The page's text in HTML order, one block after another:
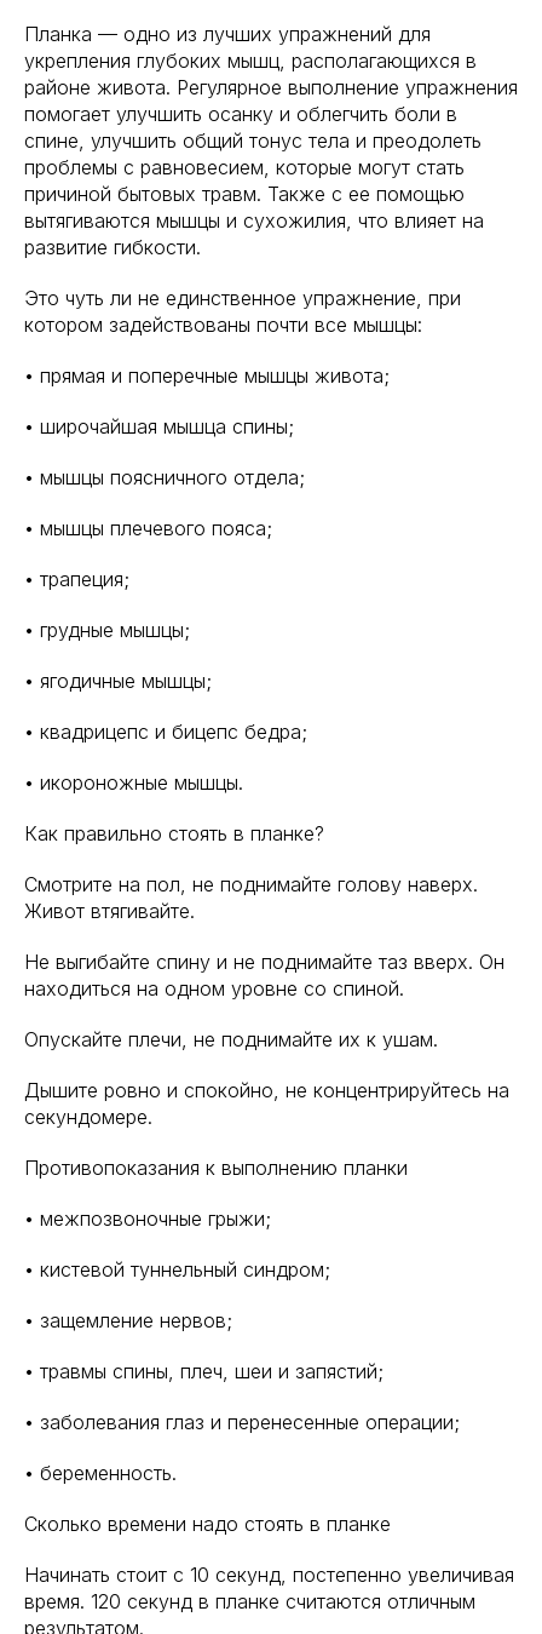
Планка — одно из лучших упражнений для
укрепления глубоких мышц, располагающихся в
районе живота. Регулярное выполнение упражнения
помогает улучшить осанку и облегчить боли в
спине, улучшить общий тонус тела и преодолеть
проблемы с равновесием, которые могут стать
причиной бытовых травм. Также с ее помощью
вытягиваются мышцы и сухожилия, что влияет на
развитие гибкости.
Это чуть ли не единственное упражнение, при
котором задействованы почти все мышцы:
• прямая и поперечные мышцы живота;
• широчайшая мышца спины;
• мышцы поясничного отдела;
• мышцы плечевого пояса;
• трапеция;
• грудные мышцы;
• ягодичные мышцы;
• квадрицепс и бицепс бедра;
• икороножные мышцы.
Как правильно стоять в планке?
Смотрите на пол, не поднимайте голову наверх.
Живот втягивайте.
Не выгибайте спину и не поднимайте таз вверх. Он
находиться на одном уровне со спиной.
Опускайте плечи, не поднимайте их к ушам.
Дышите ровно и спокойно, не концентрируйтесь на
секундомере.
Противопоказания к выполнению планки
• межпозвоночные грыжи;
• кистевой туннельный синдром;
• защемление нервов;
• травмы спины, плеч, шеи и запястий;
• заболевания глаз и перенесенные операции;
• беременность.
Сколько времени надо стоять в планке
Начинать стоит с 10 секунд, постепенно увеличивая
время. 120 секунд в планке считаются отличным
результатом.